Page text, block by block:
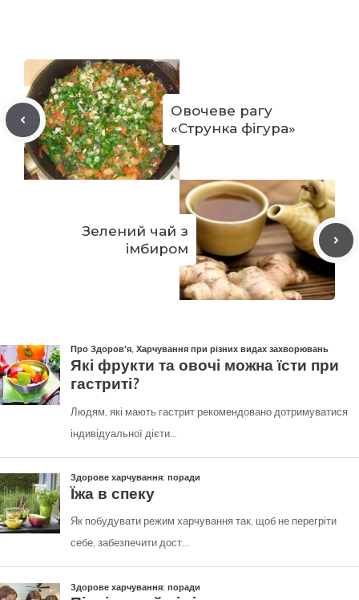
Овочеве рагу
«Струнка фігура»
Зелений чай з
імбиром